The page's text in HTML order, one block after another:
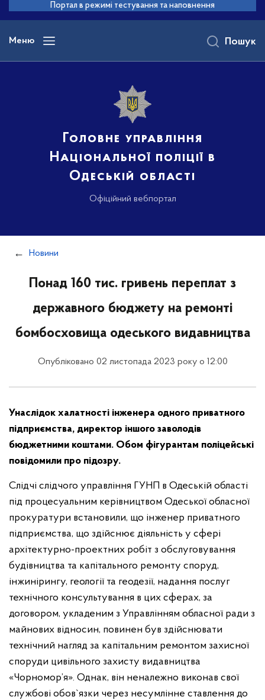
основного
вмісту
Портал в режимі тестування та наповнення
Меню
Головне управління
Національної поліції в
Одеській області
Офіційний вебпортал
Пошук
Новини
Понад 160 тис. гривень переплат з
державного бюджету на ремонті
бомбосховища одеського видавництва
Опубліковано 02 листопада 2023 року о 12:00
Унаслідок халатності інженера одного приватного
підприємства, директор іншого заволодів
бюджетними коштами. Обом фігурантам поліцейські
повідомили про підозру.
Слідчі слідчого управління ГУНП в Одеській області
під процесуальним керівництвом Одеської обласної
прокуратури встановили, що інженер приватного
підприємства, що здійснює діяльність у сфері
архітектурно-проектних робіт з обслуговування
будівництва та капітального ремонту споруд,
інжинірингу, геології та геодезії, надання послуг
технічного консультування в цих сферах, за
договором, укладеним з Управлінням обласної ради з
майнових відносин, повинен був здійснювати
технічний нагляд за капітальним ремонтом захисної
споруди цивільного захисту видавництва
«Чорномор’я». Однак, він неналежно виконав свої
службові обов`язки через несумлінне ставлення до